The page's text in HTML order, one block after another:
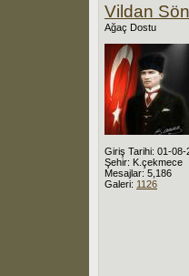
Vildan
Ağaç Dostu
Giriş Tarihi: 01-08-
Şehir: K.çekmece
Mesajlar: 5,186
Galeri: 1126